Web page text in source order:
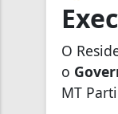
O
o
MT